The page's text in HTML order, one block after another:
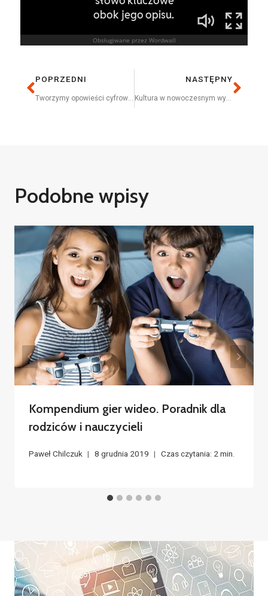
POPRZEDNI
Tworzymy opowieści cyfrowymi narzędziami
NASTĘPNY
Kultura w nowoczesnym wydaniu
Podobne wpisy
Kompendium gier wideo. Poradnik dla
rodziców i nauczycieli
Paweł Chilczuk 8 grudnia 2019 Czas czytania: 2 min.